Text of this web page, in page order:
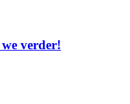
verder!